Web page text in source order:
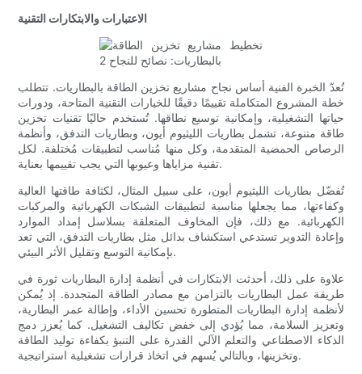
الاعتبارات والابتكارات التقنية
تُعدّ الخبرة الفنية أساس نجاح مشاريع تخزين الطاقة بالبطاريات. تتطلب
خطة المشروع المتكاملة تقييمًا دقيقًا للخيارات التقنية المتاحة، ودورات
حياتها التشغيلية، وإمكانية توسيع نطاقها. تُستخدم حاليًا تقنيات تخزين
طاقة متنوعة، تشمل بطاريات الليثيوم أيون، وبطاريات التدفق، وأنظمة
الرصاص الحمضية المتقدمة، وكل منها مُناسب لتطبيقات مُختلفة. لكل
تقنية مزاياها وعيوبها التي يجب تقييمها بعناية.
تُفضّل بطاريات الليثيوم أيون، على سبيل المثال، لكثافة طاقتها العالية
وكفاءتها، مما يجعلها مناسبة لتطبيقات الشبكات الكهربائية والمركبات
الكهربائية. مع ذلك، فإن المخاوف المتعلقة بسلاسل إمداد الموارد
وإعادة التدوير تستدعي استكشاف بدائل مثل بطاريات التدفق، التي تعد
بإمكانية التوسع وتقليل الأثر البيئي.
علاوة على ذلك، أحدثت الابتكارات في أنظمة إدارة البطاريات ثورة في
طريقة عمل البطاريات بالتزامن مع مصادر الطاقة المتجددة. إذ يُمكن
لأنظمة إدارة البطاريات المتطورة تحسين الأداء، وإطالة عمر البطارية،
وتعزيز السلامة، مما يُؤدي إلى خفض تكاليف التشغيل. كما يُعزز دمج
الذكاء الاصطناعي والتعلم الآلي القدرة على التنبؤ بكفاءة توليد الطاقة
وتخزينها، وبالتالي يُسهم في اتخاذ قرارات تشغيلية استراتيجية.